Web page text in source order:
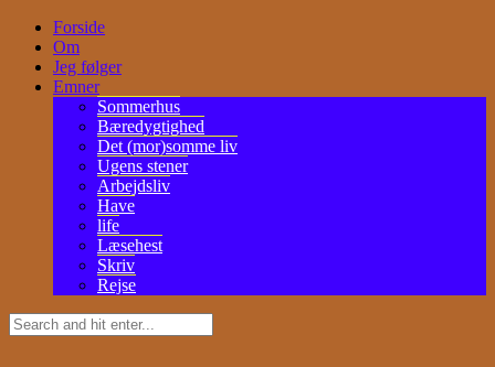
Forside
Om
Jeg følger
Emner
Sommerhus
Bæredygtighed
Det (mor)somme liv
Ugens stener
Arbejdsliv
Have
life
Læsehest
Skriv
Rejse